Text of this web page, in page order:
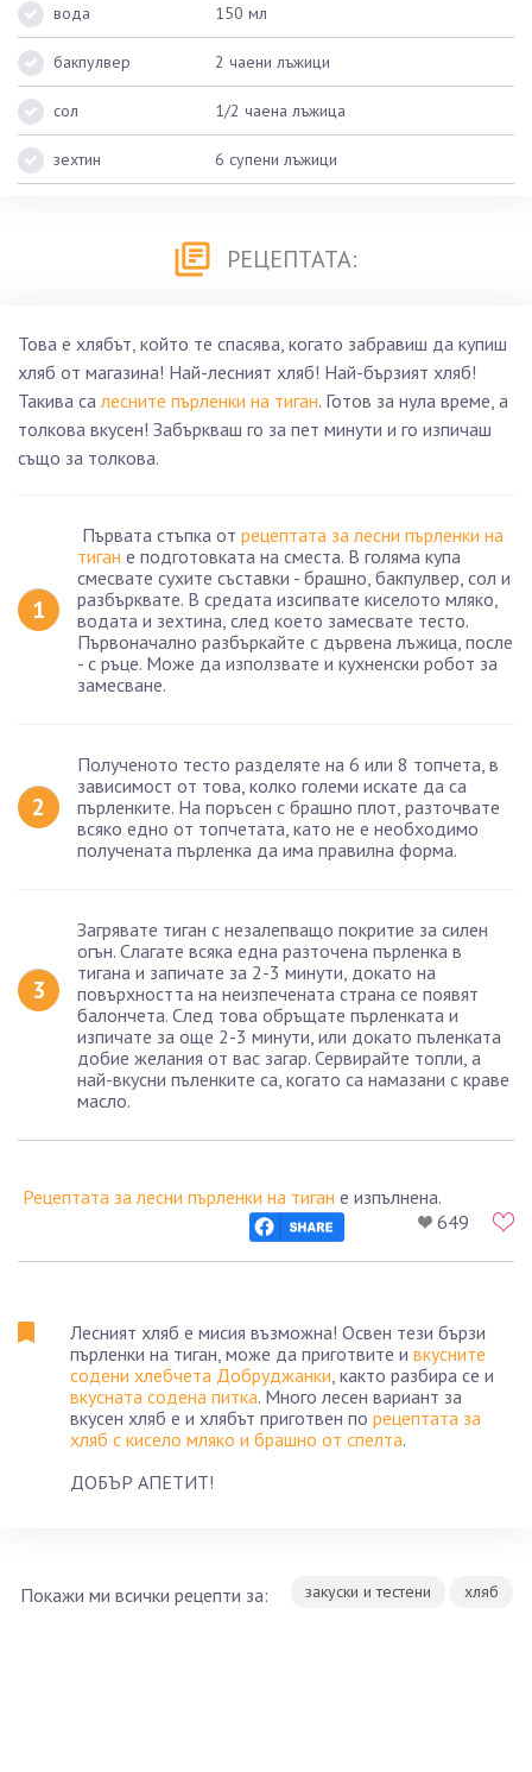
вода 150 мл
бакпулвер 2 чаени лъжици
сол 1/2 чаена лъжица
зехтин 6 супени лъжици
РЕЦЕПТАТА:
Това е хлябът, който те спасява, когато забравиш да купиш
хляб от магазина! Най-лесният хляб! Най-бързият хляб!
Такива са лесните пърленки на тиган. Готов за нула време, а
толкова вкусен! Забъркваш го за пет минути и го изпичаш
също за толкова.
Първата стъпка от рецептата за лесни пърленки на
тиган е подготовката на сместа. В голяма купа
смесвате сухите съставки - брашно, бакпулвер, сол и
разбърквате. В средата изсипвате киселото мляко,
водата и зехтина, след което замесвате тесто.
Първоначално разбъркайте с дървена лъжица, после
- с ръце. Може да използвате и кухненски робот за
замесване.
Полученото тесто разделяте на 6 или 8 топчета, в
зависимост от това, колко големи искате да са
пърленките. На поръсен с брашно плот, разточвате
всяко едно от топчетата, като не е необходимо
получената пърленка да има правилна форма.
Загрявате тиган с незалепващо покритие за силен
огън. Слагате всяка една разточена пърленка в
тигана и запичате за 2-3 минути, докато на
повърхността на неизпечената страна се появят
балончета. След това обръщате пърленката и
изпичате за още 2-3 минути, или докато пъленката
добие желания от вас загар. Сервирайте топли, а
най-вкусни пъленките са, когато са намазани с краве
масло.
Рецептата за лесни пърленки на тиган е изпълнена.
649
Лесният хляб е мисия възможна! Освен тези бързи
пърленки на тиган, може да приготвите и вкусните
содени хлебчета Добруджанки , както разбира се и
вкусната содена питка. Много лесен вариант за
вкусен хляб е и хлябът приготвен по рецептата за
хляб с кисело мляко и брашно от спелта.
ДОБЪР АПЕТИТ!
Покажи ми всички рецепти за: закуски и тестени хляб